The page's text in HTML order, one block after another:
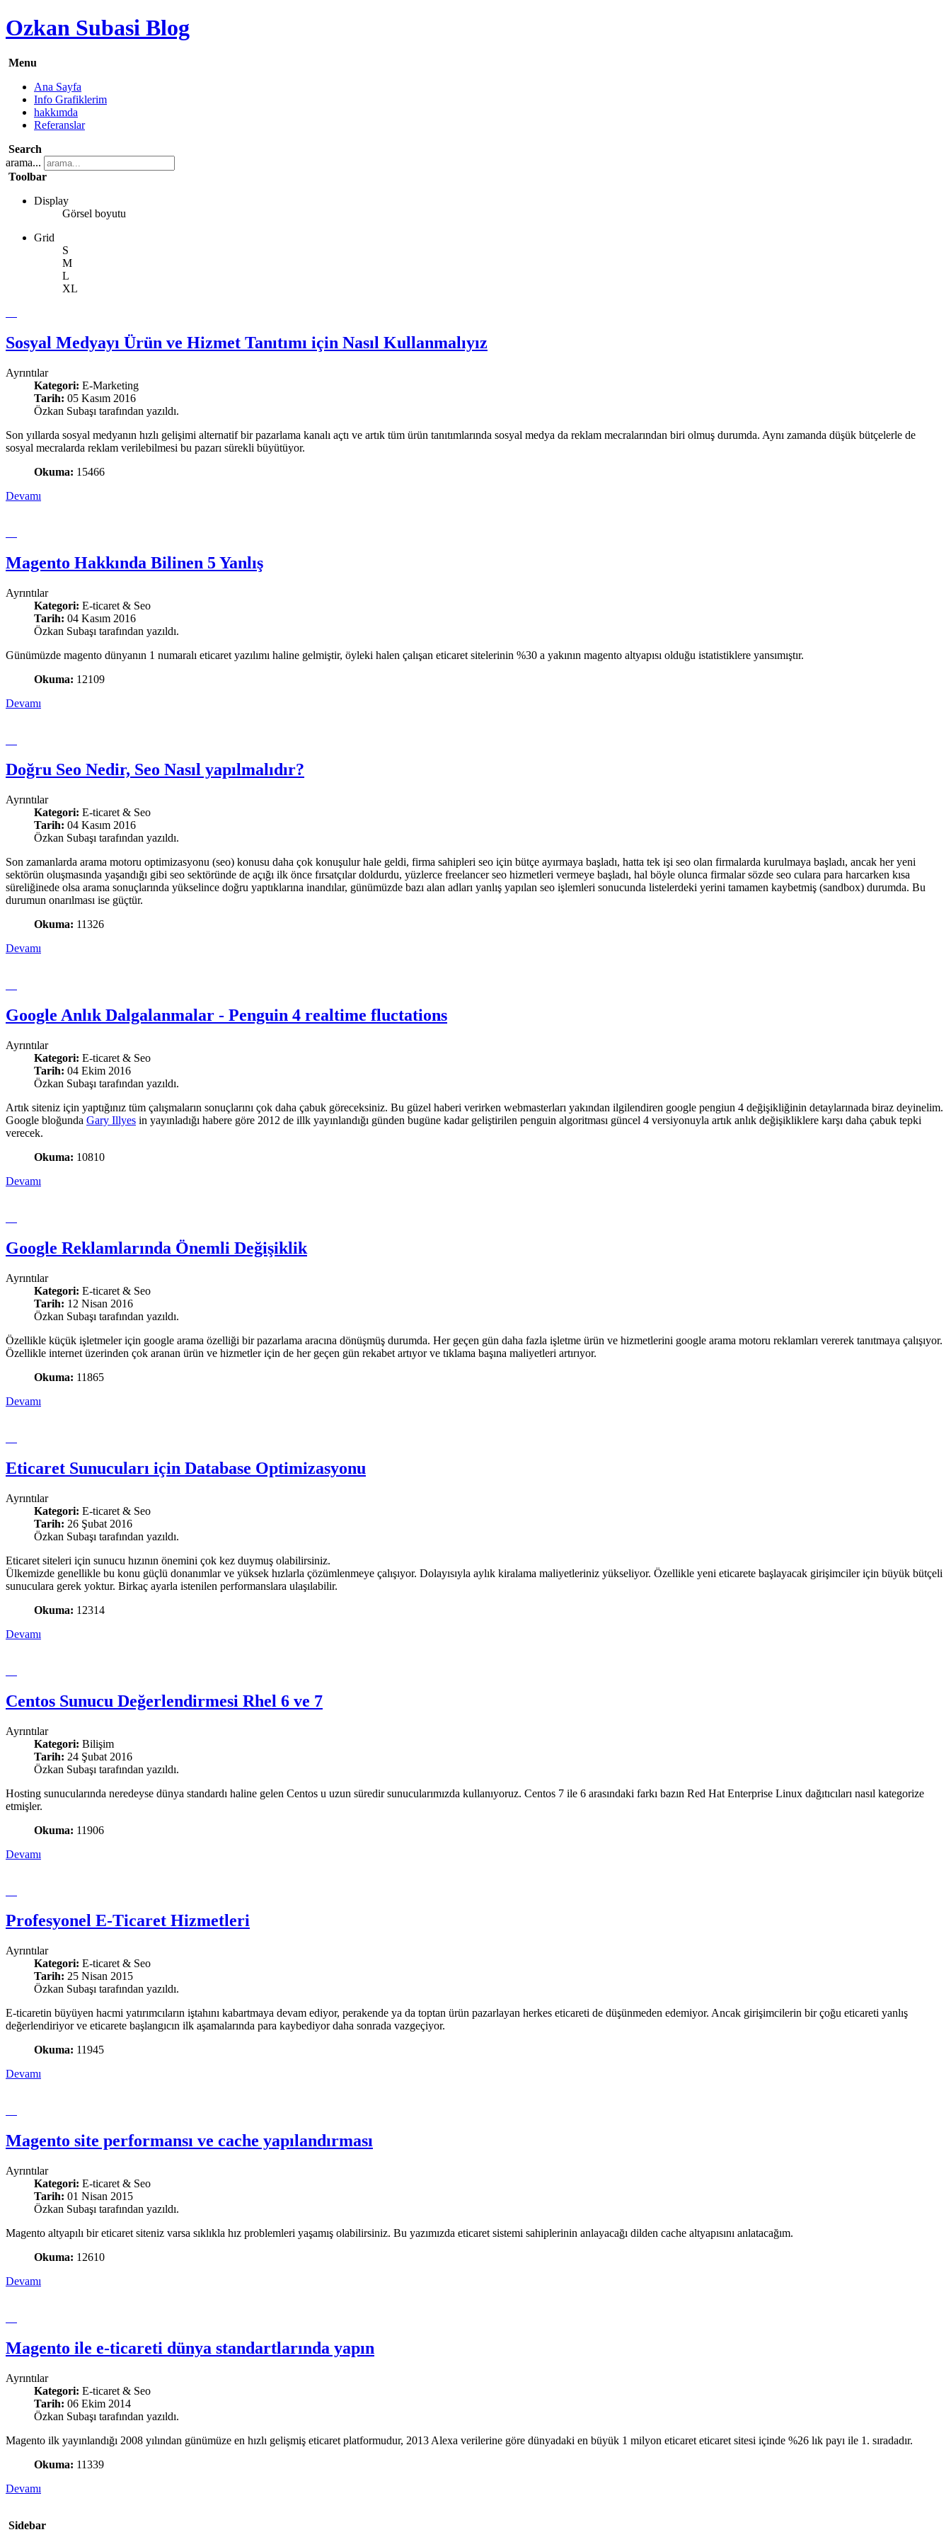
Ozkan Subasi Blog
Menu
Ana Sayfa
Info Grafiklerim
hakkımda
Referanslar
Search
arama...
Toolbar
Display
Görsel boyutu
Grid
S
M
L
XL
Sosyal Medyayı Ürün ve Hizmet Tanıtımı için Nasıl Kullanmalıyız
Ayrıntılar
Kategori: E-Marketing
Tarih: 05 Kasım 2016
Özkan Subaşı tarafından yazıldı.
Son yıllarda sosyal medyanın hızlı gelişimi alternatif bir pazarlama kanalı açtı ve artık tüm ürün tanıtımlarında sosyal medya da reklam mecralarından biri olmuş durumda. Aynı zamanda düşük bütçelerle de
sosyal mecralarda reklam verilebilmesi bu pazarı sürekli büyütüyor.
Okuma: 15466
Devamı
Magento Hakkında Bilinen 5 Yanlış
Ayrıntılar
Kategori: E-ticaret & Seo
Tarih: 04 Kasım 2016
Özkan Subaşı tarafından yazıldı.
Günümüzde magento dünyanın 1 numaralı eticaret yazılımı haline gelmiştir, öyleki halen çalışan eticaret sitelerinin %30 a yakının magento altyapısı olduğu istatistiklere yansımıştır.
Okuma: 12109
Devamı
Doğru Seo Nedir, Seo Nasıl yapılmalıdır?
Ayrıntılar
Kategori: E-ticaret & Seo
Tarih: 04 Kasım 2016
Özkan Subaşı tarafından yazıldı.
Son zamanlarda arama motoru optimizasyonu (seo) konusu daha çok konuşulur hale geldi, firma sahipleri seo için bütçe ayırmaya başladı, hatta tek işi seo olan firmalarda kurulmaya başladı, ancak her yeni
sektörün oluşmasında yaşandığı gibi seo sektöründe de açığı ilk önce fırsatçılar doldurdu, yüzlerce freelancer seo hizmetleri vermeye başladı, hal böyle olunca firmalar sözde seo culara para harcarken kısa
süreliğinede olsa arama sonuçlarında yükselince doğru yaptıklarına inandılar, günümüzde bazı alan adları yanlış yapılan seo işlemleri sonucunda listelerdeki yerini tamamen kaybetmiş (sandbox) durumda. Bu
durumun onarılması ise güçtür.
Okuma: 11326
Devamı
Google Anlık Dalgalanmalar - Penguin 4 realtime fluctations
Ayrıntılar
Kategori: E-ticaret & Seo
Tarih: 04 Ekim 2016
Özkan Subaşı tarafından yazıldı.
Artık siteniz için yaptığınız tüm çalışmaların sonuçlarını çok daha çabuk göreceksiniz. Bu güzel haberi verirken webmasterları yakından ilgilendiren google pengiun 4 değişikliğinin detaylarınada biraz deyinelim.
Google bloğunda Gary Illyes in yayınladığı habere göre 2012 de illk yayınlandığı günden bugüne kadar geliştirilen penguin algoritması güncel 4 versiyonuyla artık anlık değişikliklere karşı daha çabuk tepki
verecek.
Okuma: 10810
Devamı
Google Reklamlarında Önemli Değişiklik
Ayrıntılar
Kategori: E-ticaret & Seo
Tarih: 12 Nisan 2016
Özkan Subaşı tarafından yazıldı.
Özellikle küçük işletmeler için google arama özelliği bir pazarlama aracına dönüşmüş durumda. Her geçen gün daha fazla işletme ürün ve hizmetlerini google arama motoru reklamları vererek tanıtmaya çalışıyor.
Özellikle internet üzerinden çok aranan ürün ve hizmetler için de her geçen gün rekabet artıyor ve tıklama başına maliyetleri artırıyor.
Okuma: 11865
Devamı
Eticaret Sunucuları için Database Optimizasyonu
Ayrıntılar
Kategori: E-ticaret & Seo
Tarih: 26 Şubat 2016
Özkan Subaşı tarafından yazıldı.
Eticaret siteleri için sunucu hızının önemini çok kez duymuş olabilirsiniz.
Ülkemizde genellikle bu konu güçlü donanımlar ve yüksek hızlarla çözümlenmeye çalışıyor. Dolayısıyla aylık kiralama maliyetleriniz yükseliyor. Özellikle yeni eticarete başlayacak girişimciler için büyük bütçeli
sunuculara gerek yoktur. Birkaç ayarla istenilen performanslara ulaşılabilir.
Okuma: 12314
Devamı
Centos Sunucu Değerlendirmesi Rhel 6 ve 7
Ayrıntılar
Kategori: Bilişim
Tarih: 24 Şubat 2016
Özkan Subaşı tarafından yazıldı.
Hosting sunucularında neredeyse dünya standardı haline gelen Centos u uzun süredir sunucularımızda kullanıyoruz. Centos 7 ile 6 arasındaki farkı bazın Red Hat Enterprise Linux dağıtıcıları nasıl kategorize
etmişler.
Okuma: 11906
Devamı
Profesyonel E-Ticaret Hizmetleri
Ayrıntılar
Kategori: E-ticaret & Seo
Tarih: 25 Nisan 2015
Özkan Subaşı tarafından yazıldı.
E-ticaretin büyüyen hacmi yatırımcıların iştahını kabartmaya devam ediyor, perakende ya da toptan ürün pazarlayan herkes eticareti de düşünmeden edemiyor. Ancak girişimcilerin bir çoğu eticareti yanlış
değerlendiriyor ve eticarete başlangıcın ilk aşamalarında para kaybediyor daha sonrada vazgeçiyor.
Okuma: 11945
Devamı
Magento site performansı ve cache yapılandırması
Ayrıntılar
Kategori: E-ticaret & Seo
Tarih: 01 Nisan 2015
Özkan Subaşı tarafından yazıldı.
Magento altyapılı bir eticaret siteniz varsa sıklıkla hız problemleri yaşamış olabilirsiniz. Bu yazımızda eticaret sistemi sahiplerinin anlayacağı dilden cache altyapısını anlatacağım.
Okuma: 12610
Devamı
Magento ile e-ticareti dünya standartlarında yapın
Ayrıntılar
Kategori: E-ticaret & Seo
Tarih: 06 Ekim 2014
Özkan Subaşı tarafından yazıldı.
Magento ilk yayınlandığı 2008 yılından günümüze en hızlı gelişmiş eticaret platformudur, 2013 Alexa verilerine göre dünyadaki en büyük 1 milyon eticaret eticaret sitesi içinde %26 lık payı ile 1. sıradadır.
Okuma: 11339
Devamı
Sidebar